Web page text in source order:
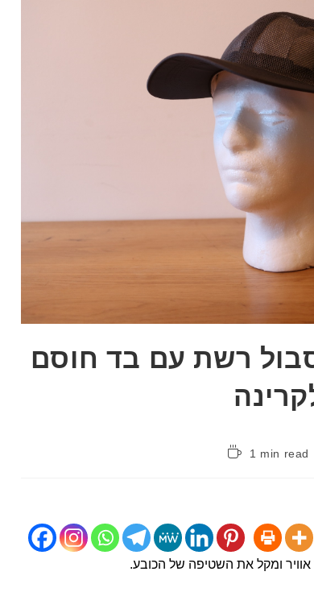
רשת עם בד חוסם
זמן
1 min read
ומקל את השטיפה של הכובע.